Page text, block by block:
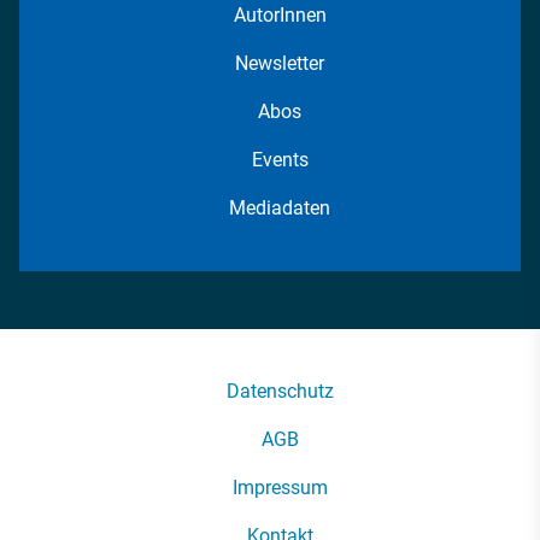
AutorInnen
Newsletter
Abos
Events
Mediadaten
Datenschutz
AGB
Impressum